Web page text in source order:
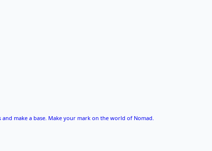
make a base. Make your mark on the world of Nomad.